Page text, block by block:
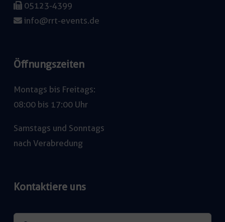
05123-4399
info@rrt-events.de
Öffnungszeiten
Montags bis Freitags:
08:00 bis 17:00 Uhr
Samstags und Sonntags
nach Verabredung
Kontaktiere uns